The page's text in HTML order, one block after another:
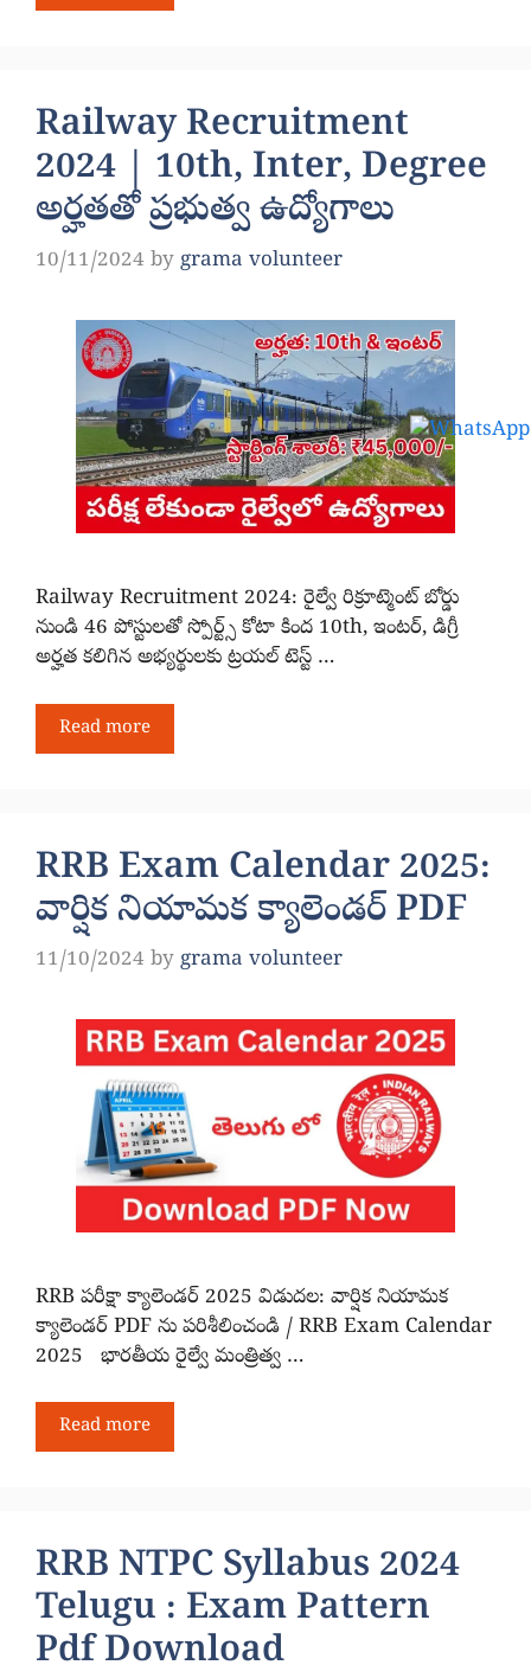
Railway Recruitment
2024 | 10th, Inter, Degree
అర్హతతో ప్రభుత్వ ఉద్యోగాలు
10/11/2024 by grama volunteer
Railway Recruitment 2024: రైల్వే రిక్రూట్మెంట్ బోర్డు
నుండి 46 పోస్టులతో స్పోర్ట్స్ కోటా కింద 10th, ఇంటర్, డిగ్రీ
అర్హత కలిగిన అభ్యర్థులకు ట్రయల్ టెస్ట్ …
Read more
RRB Exam Calendar 2025:
వార్షిక నియామక క్యాలెండర్ PDF
11/10/2024 by grama volunteer
RRB పరీక్షా క్యాలెండర్ 2025 విడుదల: వార్షిక నియామక
క్యాలెండర్ PDF ను పరిశీలించండి / RRB Exam Calendar
2025 భారతీయ రైల్వే మంత్రిత్వ …
Read more
RRB NTPC Syllabus 2024
Telugu : Exam Pattern
Pdf Download